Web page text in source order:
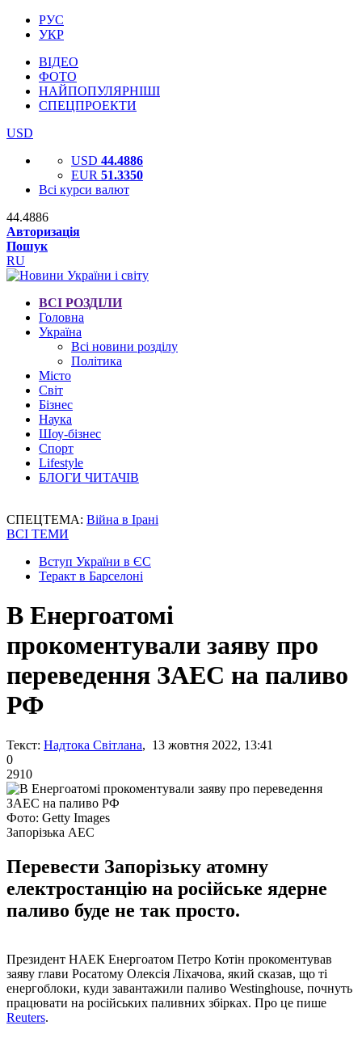
РУС
УКР
ВІДЕО
ФОТО
НАЙПОПУЛЯРНІШІ
СПЕЦПРОЕКТИ
USD
USD 44.4886
EUR 51.3350
Всі курси валют
44.4886
Авторизація
Пошук
RU
ВСІ РОЗДІЛИ
Головна
Україна
Всі новини розділу
Політика
Місто
Світ
Бізнес
Наука
Шоу-бізнес
Спорт
Lifestyle
БЛОГИ ЧИТАЧІВ
СПЕЦТЕМА: Війна в Ірані
ВСІ ТЕМИ
Вступ України в ЄС
Теракт в Барселоні
В Енергоатомі
прокоментували заяву про
переведення ЗАЕС на паливо
РФ
Текст: Надтока Світлана, 13 жовтня 2022, 13:41
0
2910
Фото: Getty Images
Запорізька АЕС
Перевести Запорізьку атомну
електростанцію на російське ядерне
паливо буде не так просто.
Президент НАЕК Енергоатом Петро Котін прокоментував
заяву глави Росатому Олексія Ліхачова, який сказав, що ті
енергоблоки, куди завантажили паливо Westinghouse, почнуть
працювати на російських паливних збірках. Про це пише
Reuters.